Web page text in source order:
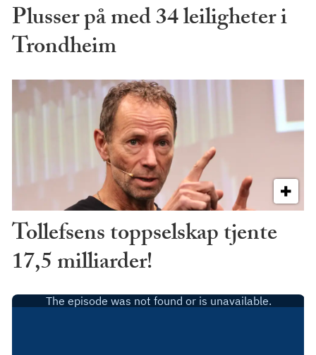
Plusser på med 34 leiligheter i
Trondheim
Tollefsens toppselskap tjente
17,5 milliarder!